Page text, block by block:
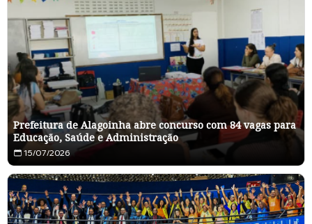
Prefeitura de Alagoinha abre concurso com 84 vagas para
Educação, Saúde e Administração
15/07/2026